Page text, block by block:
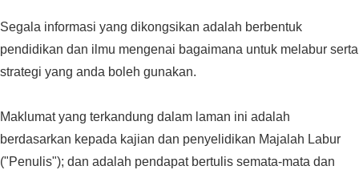
Segala informasi yang dikongsikan adalah berbentuk
pendidikan dan ilmu mengenai bagaimana untuk melabur serta
strategi yang anda boleh gunakan.
Maklumat yang terkandung dalam laman ini adalah
berdasarkan kepada kajian dan penyelidikan Majalah Labur
("Penulis"); dan adalah pendapat bertulis semata-mata dan